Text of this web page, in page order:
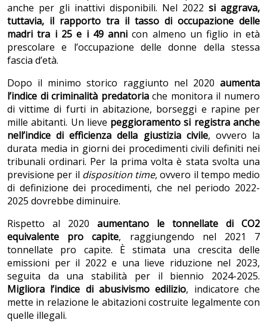
anche per gli inattivi disponibili. Nel 2022 si aggrava,
tuttavia, il rapporto tra il tasso di occupazione delle
madri tra i 25 e i 49 anni con almeno un figlio in età
prescolare e l’occupazione delle donne della stessa
fascia d’età.
Dopo il minimo storico raggiunto nel 2020 aumenta
l’indice di criminalità predatoriache monitora il numero
di vittime di furti in abitazione, borseggi e rapine per
mille abitanti. Un lieve peggioramento si registra anche
nell’indice di efficienza della giustizia civile, ovvero la
durata media in giorni dei procedimenti civili definiti nei
tribunali ordinari. Per la prima volta è stata svolta una
previsione per il disposition time,ovvero il tempo medio
di definizione dei procedimenti, che nel periodo 2022-
2025 dovrebbe diminuire.
Rispetto al 2020 aumentano le tonnellate di CO2
equivalente pro capite, raggiungendo nel 2021 7
tonnellate pro capite. È stimata una crescita delle
emissioni per il 2022 e una lieve riduzione nel 2023,
seguita da una stabilità per il biennio 2024-2025.
Migliora l’indice di abusivismo edilizio, indicatore che
mette in relazione le abitazioni costruite legalmente con
quelle illegali.